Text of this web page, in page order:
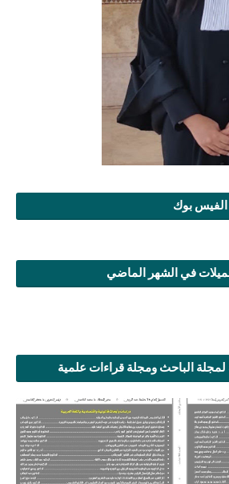
بوك
في الشهر الماضي
لمجلة الباحث ومجلة قراءات علمية